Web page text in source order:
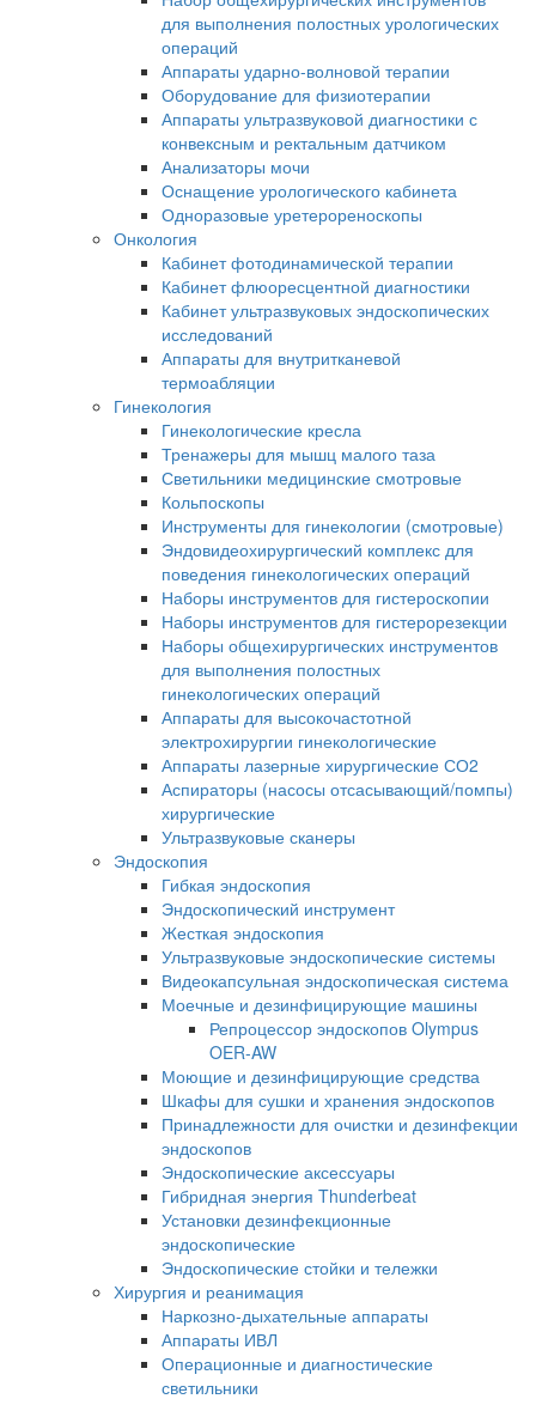
для выполнения полостных урологических
операций
Аппараты ударно-волновой терапии
Оборудование для физиотерапии
Аппараты ультразвуковой диагностики с
конвексным и ректальным датчиком
Анализаторы мочи
Оснащение урологического кабинета
Одноразовые уретерореноскопы
Онкология
Кабинет фотодинамической терапии
Кабинет флюоресцентной диагностики
Кабинет ультразвуковых эндоскопических
исследований
Аппараты для внутритканевой
термоабляции
Гинекология
Гинекологические кресла
Тренажеры для мышц малого таза
Светильники медицинские смотровые
Кольпоскопы
Инструменты для гинекологии (смотровые)
Эндовидеохирургический комплекс для
поведения гинекологических операций
Наборы инструментов для гистероскопии
Наборы инструментов для гистерорезекции
Наборы общехирургических инструментов
для выполнения полостных
гинекологических операций
Аппараты для высокочастотной
электрохирургии гинекологические
Аппараты лазерные хирургические СО2
Аспираторы (насосы отсасывающий/помпы)
хирургические
Ультразвуковые сканеры
Эндоскопия
Гибкая эндоскопия
Эндоскопический инструмент
Жесткая эндоскопия
Ультразвуковые эндоскопические системы
Видеокапсульная эндоскопическая система
Моечные и дезинфицирующие машины
Репроцессор эндоскопов Olympus
OER-AW
Моющие и дезинфицирующие средства
Шкафы для сушки и хранения эндоскопов
Принадлежности для очистки и дезинфекции
эндоскопов
Эндоскопические аксессуары
Гибридная энергия Thunderbeat
Установки дезинфекционные
эндоскопические
Эндоскопические стойки и тележки
Хирургия и реанимация
Наркозно-дыхательные аппараты
Аппараты ИВЛ
Операционные и диагностические
светильники